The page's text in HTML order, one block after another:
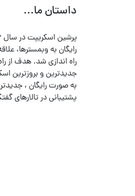
داستان ما...
رایگان به وبمسترها،
راه اندازی شد. هدف از
جدیدترین و بروزترین
به صورت رایگان ،
پشتیبانی در تالارهای